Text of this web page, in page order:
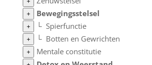
+ Bewegingsstelsel
+ └ Spierfunctie
+ └ Botten en Gewrichten
+ Mentale constitutie